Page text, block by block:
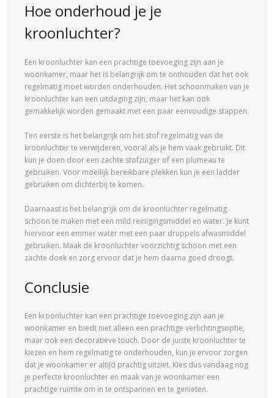
Hoe onderhoud je je
kroonluchter?
Een kroonluchter kan een prachtige toevoeging zijn aan je
woonkamer, maar het is belangrijk om te onthouden dat het ook
regelmatig moet worden onderhouden. Het schoonmaken van je
kroonluchter kan een uitdaging zijn, maar het kan ook
gemakkelijk worden gemaakt met een paar eenvoudige stappen.
Ten eerste is het belangrijk om het stof regelmatig van de
kroonluchter te verwijderen, vooral als je hem vaak gebruikt. Dit
kun je doen door een zachte stofzuiger of een plumeau te
gebruiken. Voor moeilijk bereikbare plekken kun je een ladder
gebruiken om dichterbij te komen.
Daarnaast is het belangrijk om de kroonluchter regelmatig
schoon te maken met een mild reinigingsmiddel en water. Je kunt
hiervoor een emmer water met een paar druppels afwasmiddel
gebruiken. Maak de kroonluchter voorzichtig schoon met een
zachte doek en zorg ervoor dat je hem daarna goed droogt.
Conclusie
Een kroonluchter kan een prachtige toevoeging zijn aan je
woonkamer en biedt niet alleen een prachtige verlichtingsoptie,
maar ook een decoratieve touch. Door de juiste kroonluchter te
kiezen en hem regelmatig te onderhouden, kun je ervoor zorgen
dat je woonkamer er altijd prachtig uitziet. Kies dus vandaag nog
je perfecte kroonluchter en maak van je woonkamer een
prachtige ruimte om in te ontspannen en te genieten.